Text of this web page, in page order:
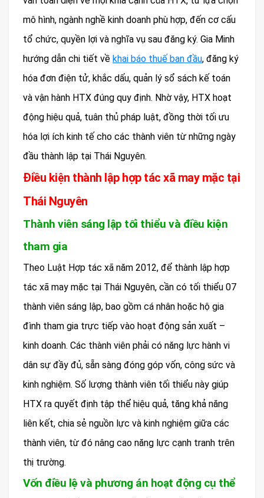
mô hình, ngành nghề kinh doanh phù hợp, đến cơ cấu
tổ chức, quyền lợi và nghĩa vụ sau đăng ký. Gia Minh
hướng dẫn chi tiết về khai báo thuế ban đầu, đăng ký
hóa đơn điện tử, khắc dấu, quản lý sổ sách kế toán
và vận hành HTX đúng quy định. Nhờ vậy, HTX hoạt
động hiệu quả, tuân thủ pháp luật, đồng thời tối ưu
hóa lợi ích kinh tế cho các thành viên từ những ngày
đầu thành lập tại Thái Nguyên.
Điều kiện thành lập hợp tác xã may mặc tại
Thái Nguyên
Thành viên sáng lập tối thiểu và điều kiện
tham gia
Theo Luật Hợp tác xã năm 2012, để thành lập hợp
tác xã may mặc tại Thái Nguyên, cần có tối thiểu 07
thành viên sáng lập, bao gồm cá nhân hoặc hộ gia
đình tham gia trực tiếp vào hoạt động sản xuất –
kinh doanh. Các thành viên phải có năng lực hành vi
dân sự đầy đủ, sẵn sàng đóng góp vốn, công sức và
kinh nghiệm. Số lượng thành viên tối thiểu này giúp
HTX ra quyết định tập thể hiệu quả, tăng khả năng
liên kết, chia sẻ nguồn lực và kinh nghiệm giữa các
thành viên, từ đó nâng cao năng lực cạnh tranh trên
thị trường.
Vốn điều lệ và phương án hoạt động cụ thể